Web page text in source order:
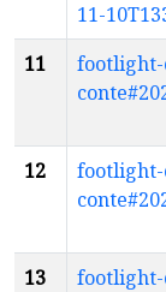
11-
11
footlight-
12
footlight-
13
footlight-